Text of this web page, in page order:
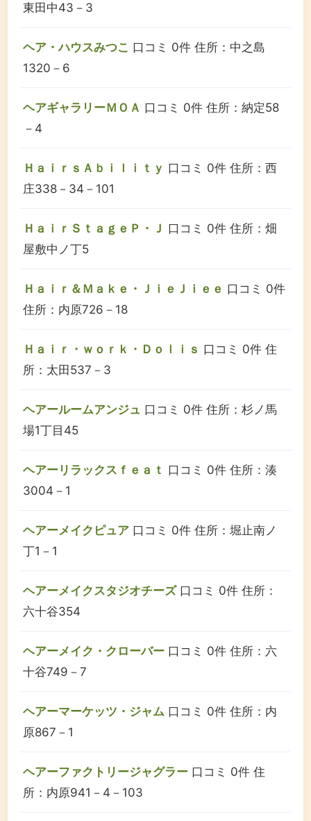
東田中43－3
ヘア・ハウスみつこ 口コミ 0件 住所：中之島
1320－6
ヘアギャラリーＭＯＡ 口コミ 0件 住所：納定58
－4
ＨａｉｒｓＡｂｉｌｉｔｙ 口コミ 0件 住所：西
庄338－34－101
ＨａｉｒＳｔａｇｅＰ・Ｊ 口コミ 0件 住所：畑
屋敷中ノ丁5
Ｈａｉｒ＆Ｍａｋｅ・ＪｉｅＪｉｅｅ 口コミ 0件
住所：内原726－18
Ｈａｉｒ・ｗｏｒｋ・Ｄｏｌｉｓ 口コミ 0件 住
所：太田537－3
ヘアールームアンジュ 口コミ 0件 住所：杉ノ馬
場1丁目45
ヘアーリラックスｆｅａｔ 口コミ 0件 住所：湊
3004－1
ヘアーメイクピュア 口コミ 0件 住所：堀止南ノ
丁1－1
ヘアーメイクスタジオチーズ 口コミ 0件 住所：
六十谷354
ヘアーメイク・クローバー 口コミ 0件 住所：六
十谷749－7
ヘアーマーケッツ・ジャム 口コミ 0件 住所：内
原867－1
ヘアーファクトリージャグラー 口コミ 0件 住
所：内原941－4－103